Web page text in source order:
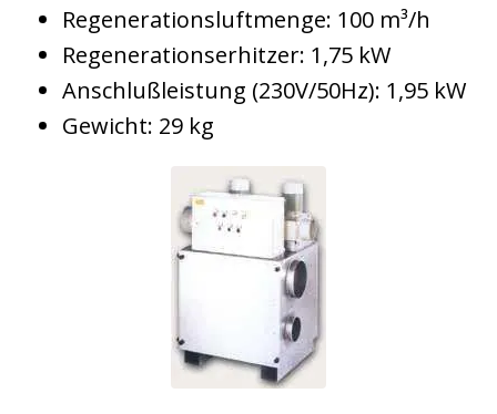
Regenerationsluftmenge: 100 m³/h
Regenerationserhitzer: 1,75 kW
Anschlußleistung (230V/50Hz): 1,95 kW
Gewicht: 29 kg